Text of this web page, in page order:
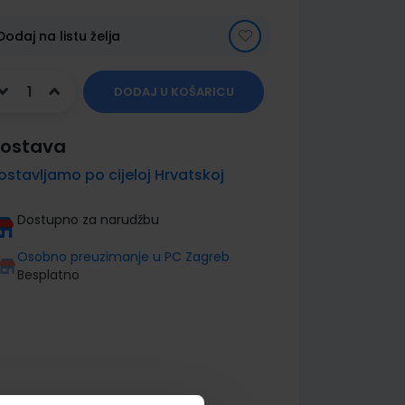
na listu želja
DODAJ U KOŠARICU
po cijeloj Hrvatskoj
Dostupno za narudžbu
Osobno preuzimanje u PC Zagreb
Besplatno